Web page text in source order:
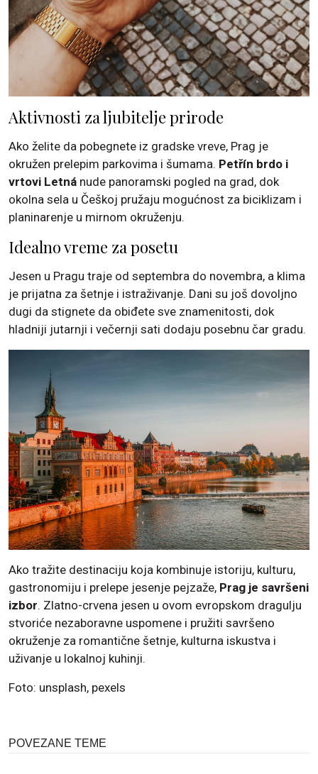
Aktivnosti za ljubitelje prirode
Ako želite da pobegnete iz gradske vreve, Prag je
okružen prelepim parkovima i šumama. Petřín brdo i
vrtovi Letná nude panoramski pogled na grad, dok
okolna sela u Češkoj pružaju mogućnost za biciklizam i
planinarenje u mirnom okruženju.
Idealno vreme za posetu
Jesen u Pragu traje od septembra do novembra, a klima
je prijatna za šetnje i istraživanje. Dani su još dovoljno
dugi da stignete da obiđete sve znamenitosti, dok
hladniji jutarnji i večernji sati dodaju posebnu čar gradu.
Ako tražite destinaciju koja kombinuje istoriju, kulturu,
gastronomiju i prelepe jesenje pejzaže, Prag je savršeni
izbor. Zlatno-crvena jesen u ovom evropskom dragulju
stvoriće nezaboravne uspomene i pružiti savršeno
okruženje za romantične šetnje, kulturna iskustva i
uživanje u lokalnoj kuhinji.
Foto: unsplash, pexels
POVEZANE TEME